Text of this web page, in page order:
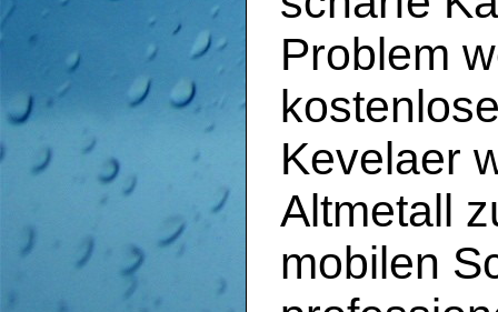
Problem
Kevelaer
Altmetall
mobilen